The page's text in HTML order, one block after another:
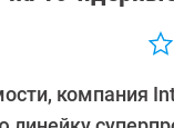
компания